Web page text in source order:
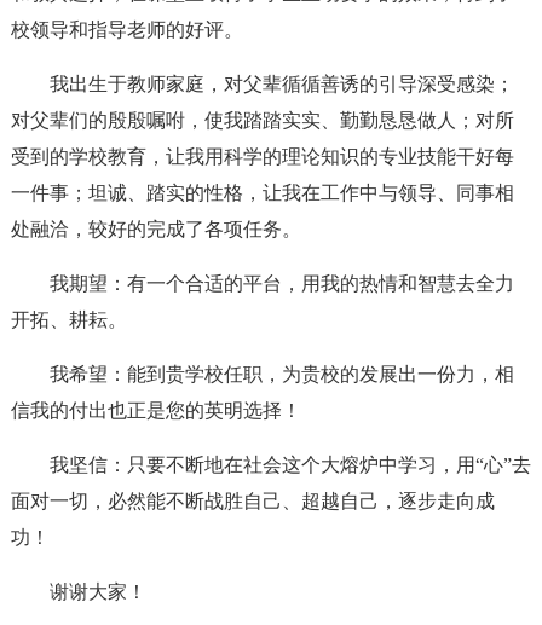
校领导和指导老师的好评。
我出生于教师家庭，对父辈循循善诱的引导深受感染；
对父辈们的殷殷嘱咐，使我踏踏实实、勤勤恳恳做人；对所
受到的学校教育，让我用科学的理论知识的专业技能干好每
一件事；坦诚、踏实的性格，让我在工作中与领导、同事相
处融洽，较好的完成了各项任务。
我期望：有一个合适的平台，用我的热情和智慧去全力
开拓、耕耘。
我希望：能到贵学校任职，为贵校的发展出一份力，相
信我的付出也正是您的英明选择！
我坚信：只要不断地在社会这个大熔炉中学习，用“心”去
面对一切，必然能不断战胜自己、超越自己，逐步走向成
功！
谢谢大家！